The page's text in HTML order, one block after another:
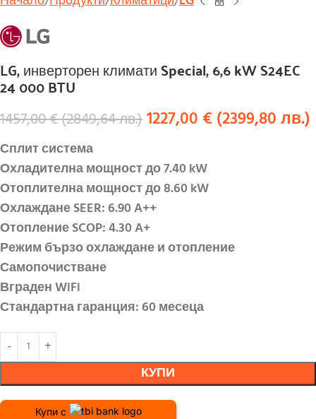
LG, инверторен климати Special, 6,6 kW S24EC
24 000 BTU
1457,00€(2849,64лв.)1227,00 €(2399,80лв.)
Сплит система
Охладителна мощност до7.40 kW
Отоплителна мощност до8.60 kW
ОхлажданеSEER:6.90A++
ОтоплениеSCOP:4.30A+
Режим бързо охлаждане и отопление
Самопочистване
ВграденWiFi
Стандартна гаранция: 60 месеца
КУПИ
Купи с